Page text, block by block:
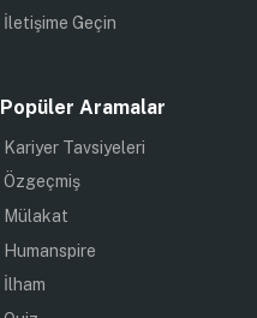
İletişime Geçin
Popüler Aramalar
Kariyer Tavsiyeleri
Özgeçmiş
Mülakat
Humanspire
İlham